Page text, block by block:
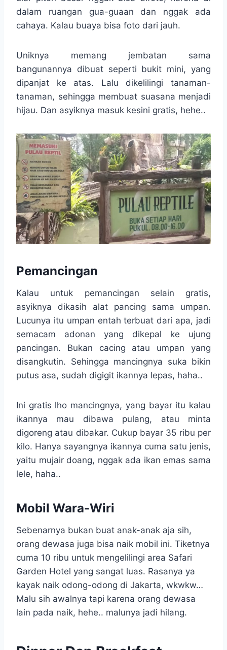
dalam ruangan gua-guaan dan nggak ada
cahaya. Kalau buaya bisa foto dari jauh.
Uniknya memang jembatan sama
bangunannya dibuat seperti bukit mini, yang
dipanjat ke atas. Lalu dikelilingi tanaman-
tanaman, sehingga membuat suasana menjadi
hijau. Dan asyiknya masuk kesini gratis, hehe..
Pemancingan
Kalau untuk pemancingan selain gratis,
asyiknya dikasih alat pancing sama umpan.
Lucunya itu umpan entah terbuat dari apa, jadi
semacam adonan yang dikepal ke ujung
pancingan. Bukan cacing atau umpan yang
disangkutin. Sehingga mancingnya suka bikin
putus asa, sudah digigit ikannya lepas, haha..
Ini gratis lho mancingnya, yang bayar itu kalau
ikannya mau dibawa pulang, atau minta
digoreng atau dibakar. Cukup bayar 35 ribu per
kilo. Hanya sayangnya ikannya cuma satu jenis,
yaitu mujair doang, nggak ada ikan emas sama
lele, haha..
Mobil Wara-Wiri
Sebenarnya bukan buat anak-anak aja sih,
orang dewasa juga bisa naik mobil ini. Tiketnya
cuma 10 ribu untuk mengelilingi area Safari
Garden Hotel yang sangat luas. Rasanya ya
kayak naik odong-odong di Jakarta, wkwkw…
Malu sih awalnya tapi karena orang dewasa
lain pada naik, hehe.. malunya jadi hilang.